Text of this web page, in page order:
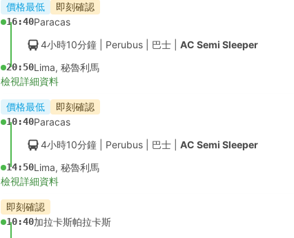
價格最低 即刻確認
16:40Paracas
4小時10分鐘 | Perubus 巴士 AC Semi Sleeper
20:50Lima, 秘魯利馬
檢視詳細資料
價格最低 即刻確認
10:40Paracas
4小時10分鐘 | Perubus 巴士 AC Semi Sleeper
14:50Lima, 秘魯利馬
檢視詳細資料
即刻確認
10:40加拉卡斯帕拉卡斯